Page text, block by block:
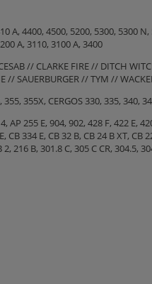
A, 4400, 4500, 5200, 5300, 5300
A, 3110, 3100 A, 3400
// CLARKE FIRE // DITCH
// SAUERBURGER // TYM //
355X, CERGOS 330, 335, 340,
AP 255 E, 904, 902, 428 F, 422 E,
CB 334 E, CB 32 B, CB 24 B XT,
216 B, 301.8 C, 305 C CR, 304.5,